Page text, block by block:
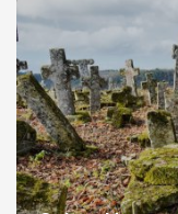
ньому чимало